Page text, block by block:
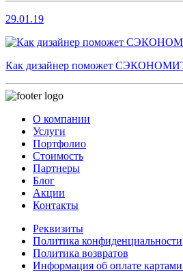
29.01.19
Как дизайнер поможет
О компании
Услуги
Портфолио
Стоимость
Партнеры
Блог
Акции
Контакты
Реквизиты
Политика конфиденциальности
Политика возвратов
Информация об оплате